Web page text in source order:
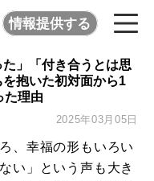
情報提供する
た」「付き合うとは思
抱いた初対面から1
た理由
2025年03月05日
、幸福の形もいろい
い」という声も大き